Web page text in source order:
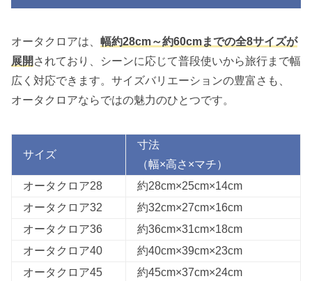
オータクロアは、 幅約28cm～約60cmまでの全8サイズが
展開 されており、シーンに応じて普段使いから旅行まで幅
広く対応できます。サイズバリエーションの豊富さも、
オータクロアならではの魅力のひとつです。
サイズ
寸法
（幅×高さ×マチ）
オータクロア28
約28cm×25cm×14cm
オータクロア32
約32cm×27cm×16cm
オータクロア36
約36cm×31cm×18cm
オータクロア40
約40cm×39cm×23cm
オータクロア45
約45cm×37cm×24cm